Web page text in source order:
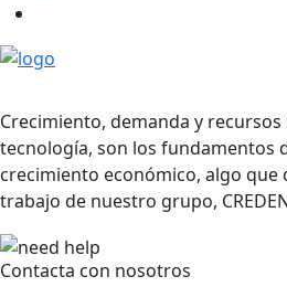
Crecimiento, demanda y
tecnología, son los fundamentos
crecimiento económico, algo que
trabajo de nuestro grupo,
Contacta con nosotros